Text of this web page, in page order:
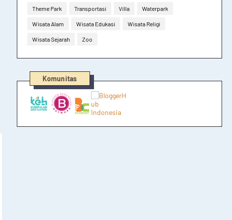
Theme Park Transportasi Villa Waterpark
Wisata Alam Wisata Edukasi Wisata Religi
Wisata Sejarah Zoo
Komunitas